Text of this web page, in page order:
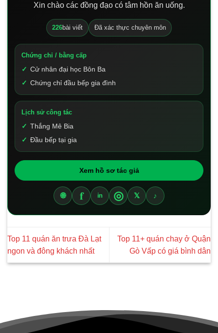
Xin chào các đồng đạo có tâm hồn ăn uống.
226bài viết Đã xác thực chuyên môn
Chứng chỉ / bằng cấp
Cử nhân đại học Bôn Ba
Chứng chỉ đầu bếp gia đình
Lịch sử công tác
Thắng Mê Bia
Đầu bếp tại gia
Xem hồ sơ tác giả
🌐 f in ◎ 𝕏 ♪
Top 11 quán ăn trưa Đà Lạt
ngon và đông khách nhất
Top 11+ quán chay ở Quận
Gò Vấp có giá bình dân